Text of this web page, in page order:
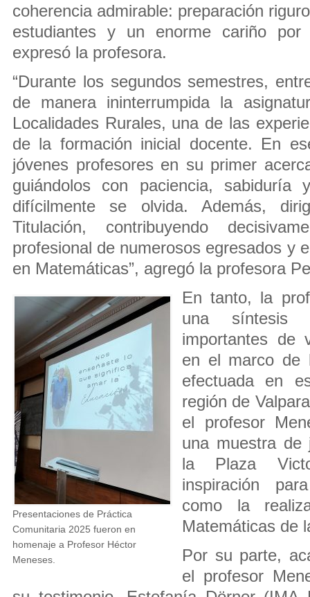
coherencia admirable: preparación
estudiantes y un enorme cariño por
expresó la profesora.
“Durante los segundos semestres,
de manera ininterrumpida la
Localidades Rurales, una de las
de la formación inicial docente. En
jóvenes profesores en su primer
guiándolos con paciencia, sabiduría
difícilmente se olvida. Además,
Titulación, contribuyendo
profesional de numerosos egresados y
en Matemáticas”, agregó la profesora
Presentaciones de Práctica
Comunitaria 2025 fueron en
homenaje a Profesor Héctor
Meneses.
En tanto, la
una
importantes de
en el marco de
efectuada en
región de
el profesor
una muestra de
la Plaza
inspiración
como la
Matemáticas de
Por su parte,
el profesor